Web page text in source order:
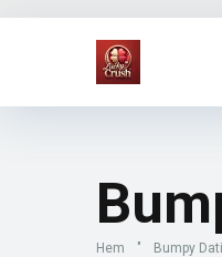
Hem " Bumpy